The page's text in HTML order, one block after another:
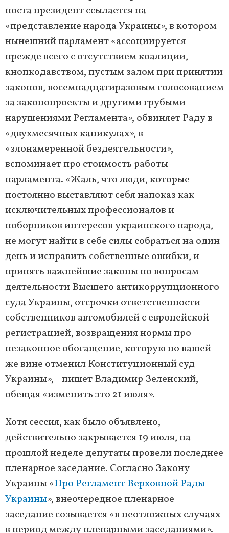
поста президент ссылается на
«представление народа Украины», в котором
нынешний парламент «ассоциируется
прежде всего с отсутствием коалиции,
кнопкодавством, пустым залом при принятии
законов, восемнадцатиразовым голосованием
за законопроекты и другими грубыми
нарушениями Регламента», обвиняет Раду в
«двухмесячных каникулах», в
«злонамеренной бездеятельности»,
вспоминает про стоимость работы
парламента. «Жаль, что люди, которые
постоянно выставляют себя напоказ как
исключительных профессионалов и
поборников интересов украинского народа,
не могут найти в себе силы собраться на один
день и исправить собственные ошибки, и
принять важнейшие законы по вопросам
деятельности Высшего антикоррупционного
суда Украины, отсрочки ответственности
собственников автомобилей с европейской
регистрацией, возвращения нормы про
незаконное обогащение, которую по вашей
же вине отменил Конституционный суд
Украины», - пишет Владимир Зеленский,
обещая «изменить это 21 июля».
Хотя сессия, как было объявлено,
действительно закрывается 19 июля, на
прошлой неделе депутаты провели последнее
пленарное заседание. Согласно Закону
Украины «Про Регламент Верховной Рады
Украины», внеочередное пленарное
заседание созывается «в неотложных случаях
в период между пленарными заседаниями».